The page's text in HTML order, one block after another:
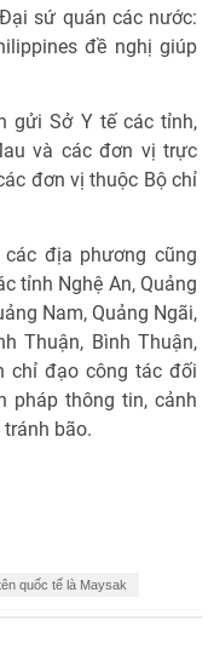
sứ quán các nước:
đề nghị giúp
gửi Sở Y tế các tỉnh,
và các đơn vị trực
đơn vị thuộc Bộ chỉ
địa phương cũng
tỉnh Nghệ An, Quảng
Nam, Quảng Ngãi,
Thuận, Bình Thuận,
chỉ đạo công tác đối
pháp thông tin, cảnh
bão.
quốc tế là Maysak